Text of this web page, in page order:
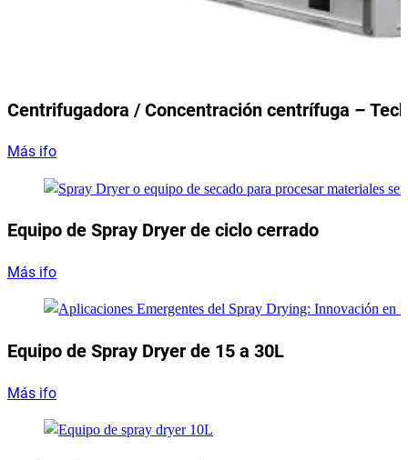
Centrifugadora / Concentración centrífuga –
Más ifo
Equipo de Spray Dryer de ciclo cerrado
Más ifo
Equipo de Spray Dryer de 15 a 30L
Más ifo